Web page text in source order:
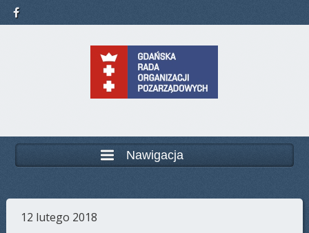
Nawigacja
12 lutego 2018